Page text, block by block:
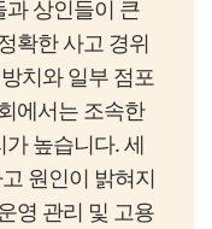
상인들이 큰
확한 사고 경위
치와 일부 점포
에서는 조속한
높습니다. 세
원인이 밝혀지
영 관리 및 고용